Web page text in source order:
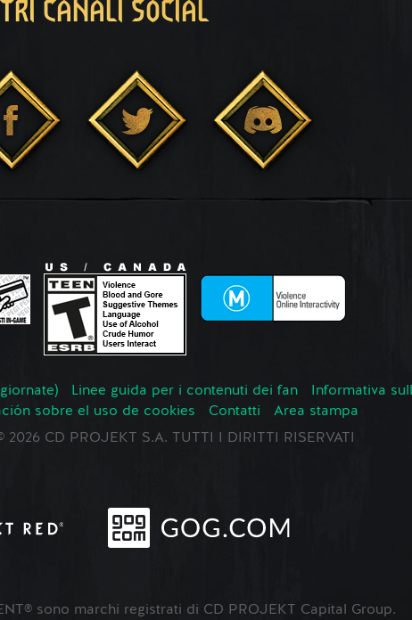
CANALI SOCIAL
Linee guida per i contenuti dei fan
Informativa
sobre el uso de cookies Contatti
Area stampa
CD PROJEKT S.A. TUTTI I DIRITTI RISERVATI
sono marchi registrati di CD PROJEKT Capital Group.